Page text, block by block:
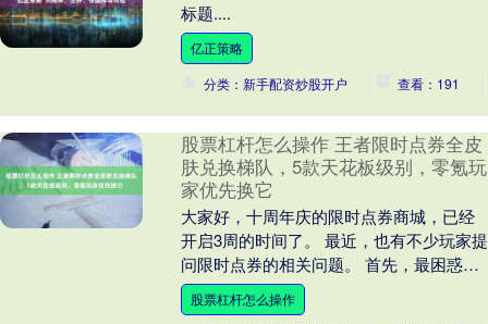
标题....
亿正策略
分类：新手配资炒股开户
查看：191
股票杠杆怎么操作 王者限时点券全皮
肤兑换梯队，5款天花板级别，零氪玩
家优先换它
大家好，十周年庆的限时点券商城，已经
开启3周的时间了。 最近，也有不少玩家提
问限时点券的相关问题。 首先，最困惑大
家的问题，就是限时点券到底可不可以继
承到下一期....
股票杠杆怎么操作